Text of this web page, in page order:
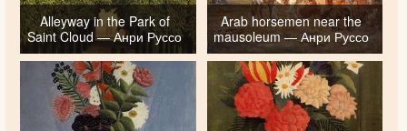
Alleyway in the Park of
Saint Cloud — Анри Руссо
Arab horsemen near the
mausoleum — Анри Руссо